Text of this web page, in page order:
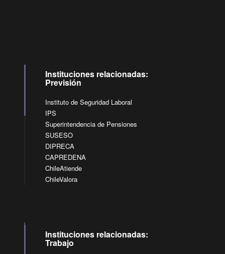
Instituciones relacionadas:
Previsión
Instituto de Seguridad Laboral
IPS
Superintendencia de Pensiones
SUSESO
DIPRECA
CAPREDENA
ChileAtiende
ChileValora
Instituciones relacionadas:
Trabajo